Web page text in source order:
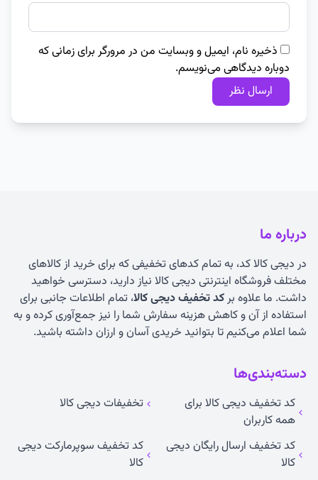
ذخیره نام، ایمیل و وبسایت من در مرورگر برای زمانی که
دوباره دیدگاهی می‌نویسم.
درباره ما
در دیجی کالا کد، به تمام کدهای تخفیفی که برای خرید از کالاهای
مختلف فروشگاه اینترنتی دیجی کالا نیاز دارید، دسترسی خواهید
داشت. ما علاوه برکد تخفیف دیجی کالا، تمام اطلاعات جانبی برای
استفاده از آن و کاهش هزینه سفارش شما را نیز جمع‌آوری کرده و به
شما اعلام می‌کنیم تا بتوانید خریدی آسان و ارزان داشته باشید.
دسته‌بندی‌ها
کد تخفیف دیجی کالا برای
همه کاربران
تخفیفات دیجی کالا
کد تخفیف ارسال رایگان دیجی
کالا
کد تخفیف سوپرمارکت دیجی
کالا